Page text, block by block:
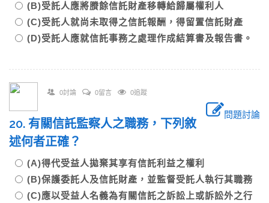
(B)受託人應將賸餘信託財產移轉給歸屬權利人
(C)受託人就尚未取得之信託報酬，得留置信託財產
(D)受託人應就信託事務之處理作成結算書及報告書。
0討論 0留言 0追蹤
問題討論
20. 有關信託監察人之職務，下列敘
述何者正確？
(A)得代受益人拋棄其享有信託利益之權利
(B)保護委託人及信託財產，並監督受託人執行其職務
(C)應以受益人名義為有關信託之訴訟上或訴訟外之行